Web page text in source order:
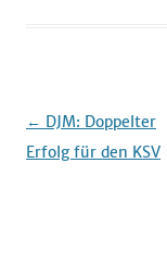
Beitrags-
Navigation
← DJM: Doppelter
Erfolg für den KSV